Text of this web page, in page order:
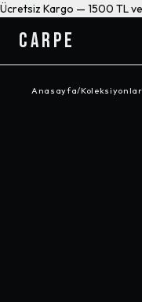
Ücretsiz Kargo — 1500 TL
CARPE
Anasayfa/Koleksiyonlar